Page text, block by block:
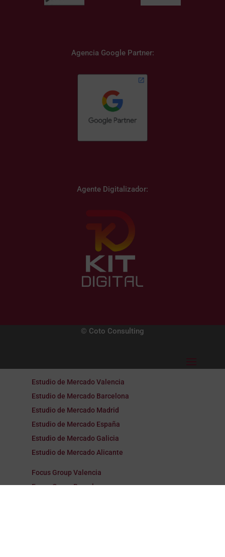
Agencia Google Partner:
Agente Digitalizador:
© Coto Consulting
Estudio de Mercado Valencia
Estudio de Mercado Barcelona
Estudio de Mercado Madrid
Estudio de Mercado España
Estudio de Mercado Galicia
Estudio de Mercado Alicante
Focus Group Valencia
Focus Group Barcelona